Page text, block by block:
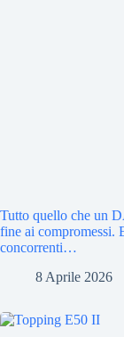
Tutto quello che un
fine ai compromessi.
concorrenti…
8 Aprile 2026